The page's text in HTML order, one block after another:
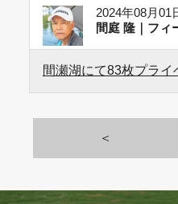
2024年08月01
間庭 隆｜フィ
間瀬湖にて83枚プライ
＜